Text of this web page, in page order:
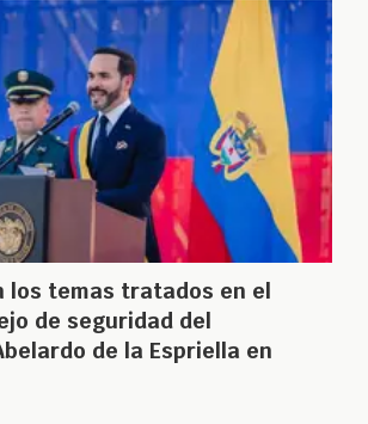
los temas tratados en el
de seguridad del
de la Espriella en